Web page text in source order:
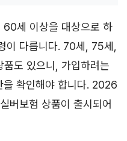
세 이상을 대상으로 하
이 다릅니다. 70세, 75세,
도 있으니, 가입하려는
을 확인해야 합니다. 2026
버보험 상품이 출시되어